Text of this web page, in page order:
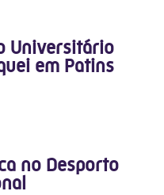
Universitário
em Patins
no Desporto